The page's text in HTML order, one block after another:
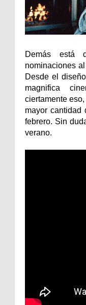
Demás está
nominaciones
Desde el
magnifica
ciertamente
mayor cantidad
febrero. Sin
verano.